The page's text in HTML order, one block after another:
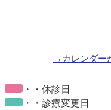
→カレンダー
・・休診日
・・診療変更日